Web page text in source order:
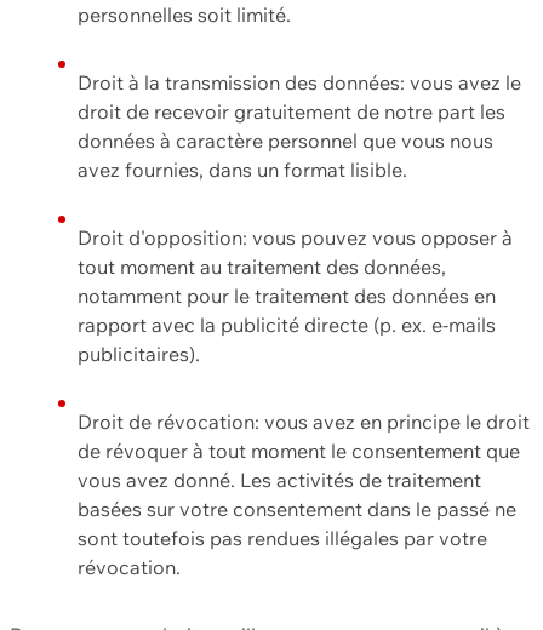
personnelles soit limité.
Droit à la transmission des données: vous avez le
droit de recevoir gratuitement de notre part les
données à caractère personnel que vous nous
avez fournies, dans un format lisible.
Droit d'opposition: vous pouvez vous opposer à
tout moment au traitement des données,
notamment pour le traitement des données en
rapport avec la publicité directe (p. ex. e-mails
publicitaires).
Droit de révocation: vous avez en principe le droit
de révoquer à tout moment le consentement que
vous avez donné. Les activités de traitement
basées sur votre consentement dans le passé ne
sont toutefois pas rendues illégales par votre
révocation.